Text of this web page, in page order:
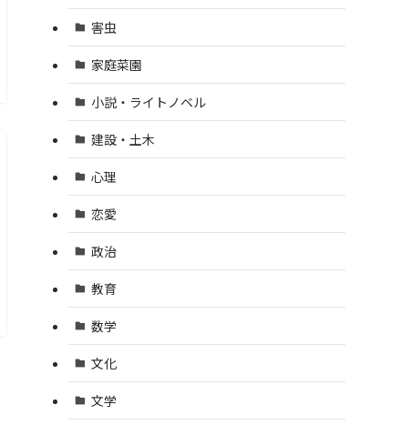
害虫
家庭菜園
小説・ライトノベル
建設・土木
心理
恋愛
政治
教育
数学
文化
文学